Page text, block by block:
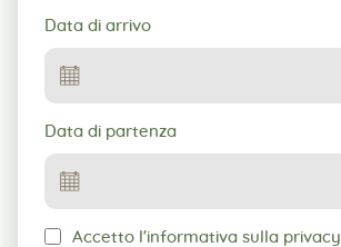
Data di arrivo
Data di partenza
Accetto l'informativa sulla privacy.